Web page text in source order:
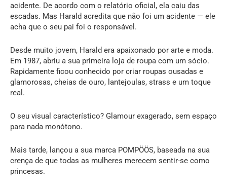
acidente. De acordo com o relatório oficial, ela caiu das
escadas. Mas Harald acredita que não foi um acidente — ele
acha que o seu pai foi o responsável.
Desde muito jovem, Harald era apaixonado por arte e moda.
Em 1987, abriu a sua primeira loja de roupa com um sócio.
Rapidamente ficou conhecido por criar roupas ousadas e
glamorosas, cheias de ouro, lantejoulas, strass e um toque
real.
O seu visual característico? Glamour exagerado, sem espaço
para nada monótono.
Mais tarde, lançou a sua marca POMPÖÖS, baseada na sua
crença de que todas as mulheres merecem sentir-se como
princesas.